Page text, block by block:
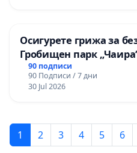
Осигурете грижа за
Гробищен парк
90 подписи
90 Подписи / 7 дни
30 Jul 2026
1 2 3 4 5 6